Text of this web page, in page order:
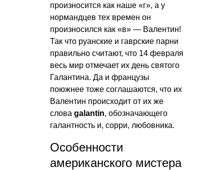
произносится как наше «г», а у
нормандцев тех времен он
произносился как «в» — Валентин!
Так что руанские и гаврские парни
правильно считают, что 14 февраля
весь мир отмечает их день святого
Галантина. Да и французы
поюжнее тоже соглашаются, что их
Валентин происходит от их же
слова galantin, обозначающего
галантность и, сорри, любовника.
Особенности
американского мистера